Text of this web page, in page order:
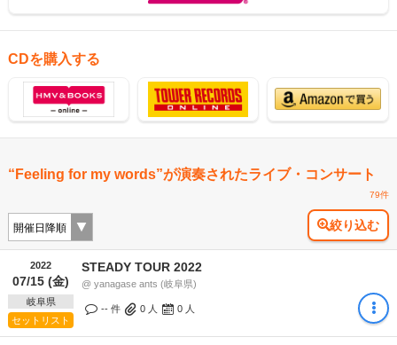
CDを購入する
“Feeling for my words”が演奏されたライブ・コンサート
79件
絞り込む
2022
07/15 (金)
岐阜県
セットリスト
STEADY TOUR 2022
@ yanagase ants (岐阜県)
-- 件 0 人 0 人